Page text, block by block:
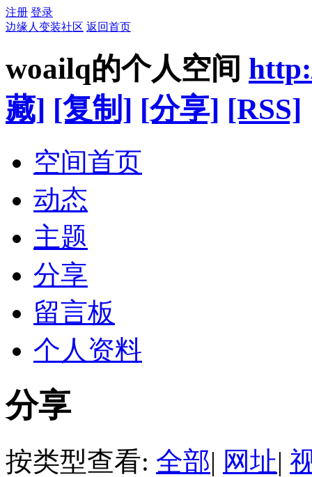
注册 登录
边缘人变装社区 返回首页
woailq的个人空间
藏] [复制] [分享] [RSS]
空间首页
动态
主题
分享
留言板
个人资料
分享
按类型查看: 全部| 网址|